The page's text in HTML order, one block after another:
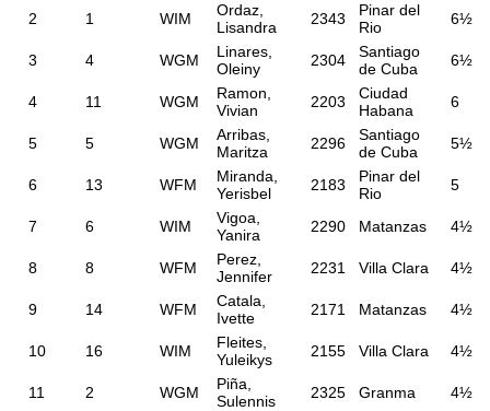
2 1 WIM
Ordaz,
Lisandra
2343
Pinar del
Rio
6½
3 4 WGM
Linares,
Oleiny
2304
Santiago
de Cuba
6½
4 11 WGM
Ramon,
Vivian
2203
Ciudad
Habana
6
5 5 WGM
Arribas,
Maritza
2296
Santiago
de Cuba
5½
6 13 WFM
Miranda,
Yerisbel
2183
Pinar del
Rio
5
7 6 WIM
Vigoa,
Yanira
2290 Matanzas 4½
8 8 WFM
Perez,
Jennifer
2231 Villa Clara 4½
9 14 WFM
Catala,
Ivette
2171 Matanzas 4½
10 16 WIM
Fleites,
Yuleikys
2155 Villa Clara 4½
11 2 WGM
Piña,
Sulennis
2325 Granma 4½